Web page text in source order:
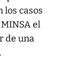
los casos
el
de una